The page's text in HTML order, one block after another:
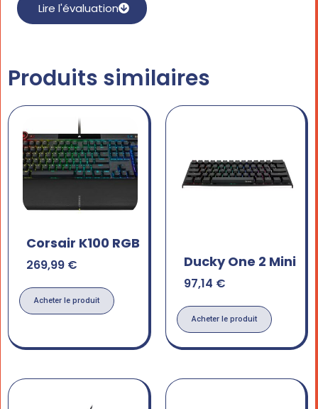
Lire l'évaluation
Produits similaires
Corsair K100 RGB
269,99 €
Acheter le produit
Ducky One 2 Mini
97,14 €
Acheter le produit